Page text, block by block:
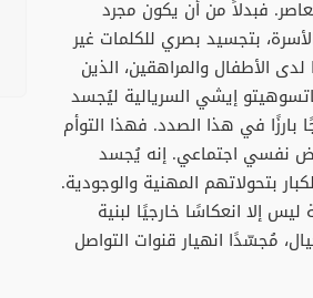
فبدلاً من أن يكون مجرد
بتجسيد بصري للكلمات غير
الأطفال والمراهقين، الذين
إيشي السريالية ليُجسد
في هذا الصدد. فهذا التوأم
نفسي اجتماعي. إنه يُجسد
بتحولاتهم المهنية والوجودية.
إلا انعكاسًا خارجيًا لبنية
مُجسّدًا انهيار قنوات التواصل